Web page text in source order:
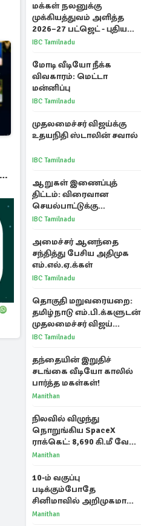
மக்கள் நலனுக்கு
முக்கியத்துவம் அளித்த
2026–27 பட்ஜெட் - புதிய
நலத்திட்டங்கள்
IBC Tamilnadu
மோடி வீடியோ நீக்க
விவகாரம்: மெட்டா
மன்னிப்பு
IBC Tamilnadu
முதலமைச்சர் விஜய்க்கு
உதயநிதி ஸ்டாலின் சவால்
IBC Tamilnadu
ஆறுகள் இணைப்புத்
திட்டம்: விரைவான
செயல்பாட்டுக்கு
பிரதமருக்கு முதலமைச்சர்
IBC Tamilnadu
அமைச்சர் ஆனந்தை
சந்தித்து பேசிய அதிமுக
எம்.எல்.ஏ.க்கள்
IBC Tamilnadu
தொகுதி மறுவரையறை:
தமிழ்நாடு எம்.பி.க்களுடன்
முதலமைச்சர் விஜய்
ஆலோசனை
IBC Tamilnadu
தந்தையின் இறுதிச்
சடங்கை வீடியோ காலில்
பார்த்த மகள்கள்!
Manithan
நிலவில் விழுந்து
நொறுங்கிய SpaceX
ராக்கெட்: 8,690 கி.மீ வேக
மோதலால் உருவான புதிய
Manithan
10-ம் வகுப்பு
படிக்கும்போதே
சினிமாவில் அறிமுகமான
த்ரிஷா! உண்மையை
Manithan